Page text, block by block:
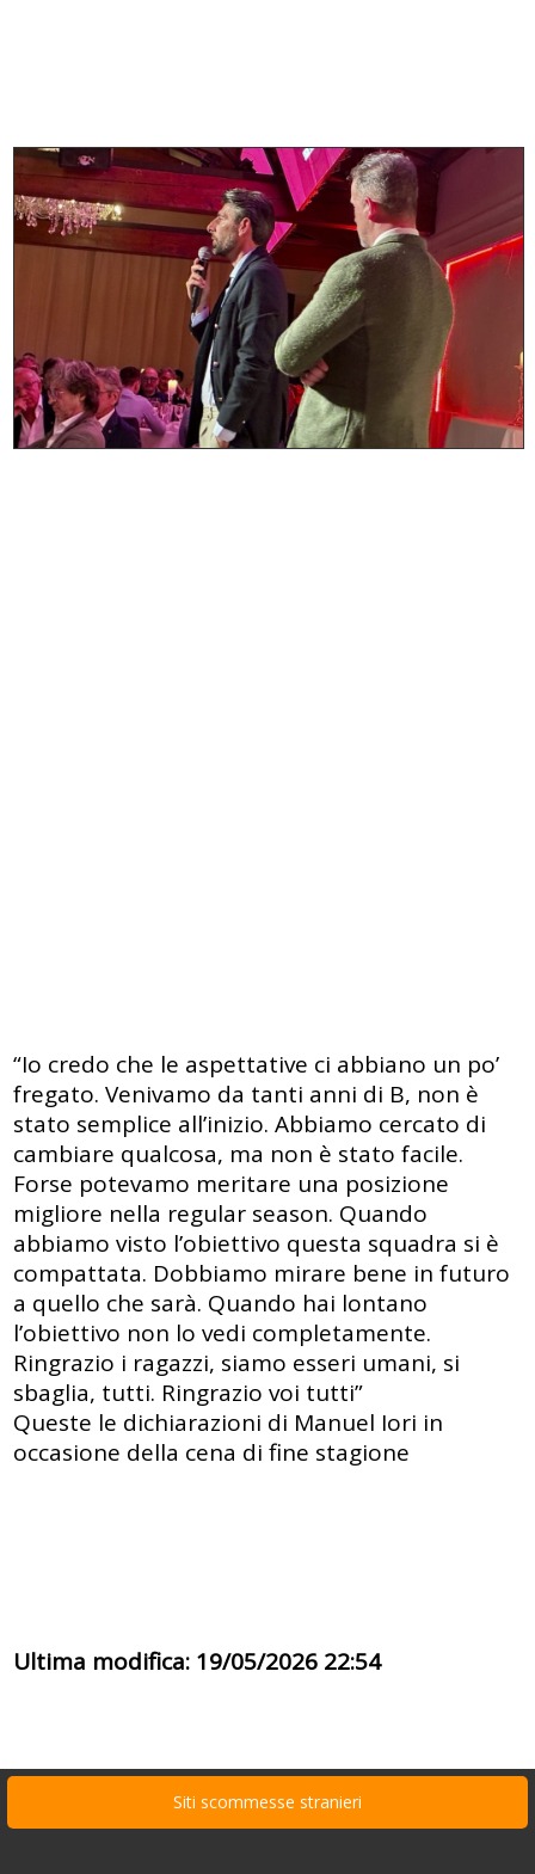
“Io credo che le aspettative ci abbiano un po’
fregato. Venivamo da tanti anni di B, non è
stato semplice all’inizio. Abbiamo cercato di
cambiare qualcosa, ma non è stato facile.
Forse potevamo meritare una posizione
migliore nella regular season. Quando
abbiamo visto l’obiettivo questa squadra si è
compattata. Dobbiamo mirare bene in futuro
a quello che sarà. Quando hai lontano
l’obiettivo non lo vedi completamente.
Ringrazio i ragazzi, siamo esseri umani, si
sbaglia, tutti. Ringrazio voi tutti”
Queste le dichiarazioni di Manuel Iori in
occasione della cena di fine stagione
Ultima modifica: 19/05/2026 22:54
Siti scommesse stranieri